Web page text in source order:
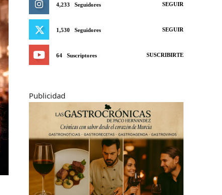
4,233 Seguidores SEGUIR
1,530 Seguidores SEGUIR
64 Suscriptores SUSCRIBIRTE
Publicidad